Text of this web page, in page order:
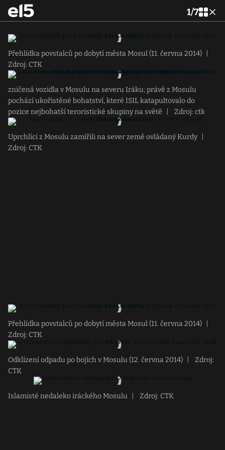
1/7
Přehlídka povstalců po dobytí města Mosul (11. června 2014)
Zdroj: CTK
zničená vozidla v Mosulu na severu Iráku; právě z Mosulu
pochází ukořistěné bohatství, které ISIL katapultovalo do
pozice nejbohatší teroristické skupiny na světě
Zdroj: ctk
Uprchlíci z Mosulu zamířili na sever země ovládaný Kurdy
Zdroj: CTK
Přehlídka povstalců po dobytí města Mosul (11. června 2014)
Zdroj: CTK
Odklízení odpadu po bojích v Mosulu (12. června 2014)
Zdroj:
CTK
Islamisté nedaleko iráckého Mosulu Zdroj: CTK